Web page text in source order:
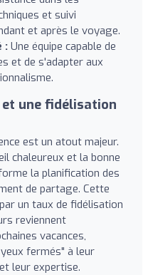
et suivi
et après le voyage.
:Une équipe capable de
et de s'adapter aux
et une fidélisation
est un atout majeur.
chaleureux et la bonne
la planification des
de partage. Cette
un taux de fidélisation
reviennent
vacances,
fermés" à leur
leur expertise.